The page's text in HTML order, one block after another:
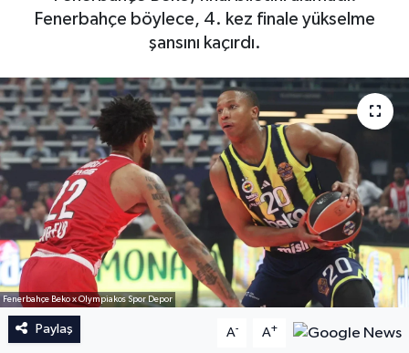
Fenerbahçe böylece, 4. kez finale yükselme
şansını kaçırdı.
Fenerbahçe Beko x Olympiakos Spor Depor
Paylaş A- A+
İngiltere Premier Lig
Almanya Bundesliga
La Liga
Serie A
İngiltere Premier Lig
La Liga
Almanya Bundesliga
Serie A
Fransa Ligue 1
Eredevise
Portekiz Ligi